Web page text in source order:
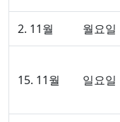
2. 11월 월요일
15. 11월 일요일